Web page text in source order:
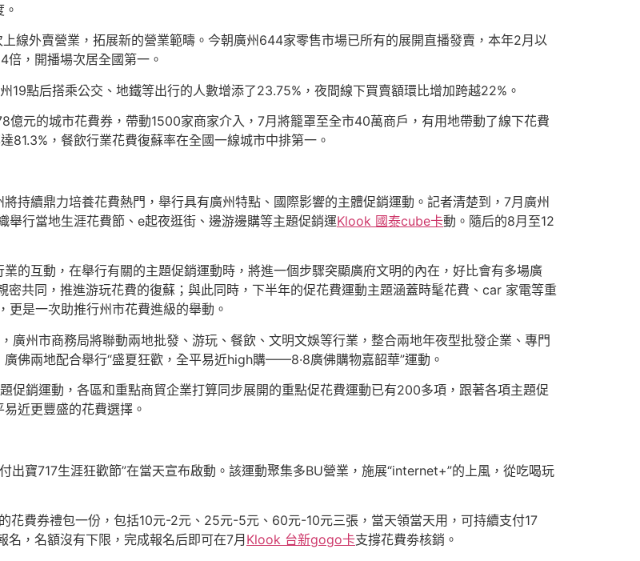
線外賣營業，拓展新的營業範疇。今朝廣州644家零售市場已所有的展開直播發賣，本年2月以
倍，開播場次居全國第一。
19點后搭乘公交、地鐵等出行的人數增添了23.75%，夜間線下買賣額環比增加跨越22%。
億元的城市花費券，帶動1500家商家介入，7月將籠罩至全市40萬商戶，有用地帶動了線下花費
，餐飲行業花費復蘇率在全國一線城市中排第一。
持續鼎力培養花費熱門，舉行具有廣州特點、國際影響的主體促銷運動。記者清楚到，7月廣州
舉行當地生涯花費節、e起夜逛街、邊游邊購等主題促銷運Klook 國泰cube卡動。隨后的8月至12
的互動，在舉行有關的主題促銷運動時，將進一個步驟突顯廣府文明的內在，好比會有多場廣
密共同，推進游玩花費的復蘇；與此同時，下半年的促花費運動主題涵蓋時髦花費、car 家電等重
是一次助推行州市花費進級的舉動。
廣州市商務局將聯動兩地批發、游玩、餐飲、文明文娛等行業，整合兩地年夜型批發企業、專門
佛兩地配合舉行“盛夏狂歡，全平易近high購——8·8廣佛購物嘉韶華”運動。
銷運動，各區和重點商貿企業打算同步展開的重點促花費運動已有200多項，跟著各項主題促
近更豐盛的花費選擇。
出寶717生涯狂歡節”在當天宣布啟動。該運動聚集多BU營業，施展“internet+”的上風，從吃喝玩
花費券禮包一份，包括10元-2元、25元-5元、60元-10元三張，當天領當天用，可持續支付17
名，名額沒有下限，完成報名后即可在7月 Klook 台新gogo卡支撐花費劵核銷。